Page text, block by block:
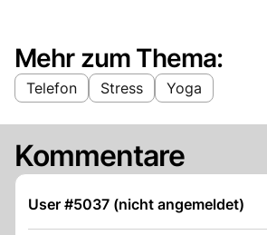
Mehr zum Thema:
Telefon Stress Yoga
Kommentare
User #5037 (nicht angemeldet)